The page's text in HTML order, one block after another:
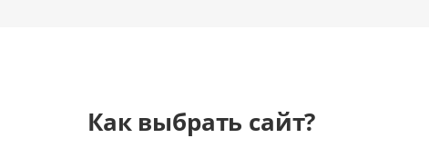
Как выбрать сайт?